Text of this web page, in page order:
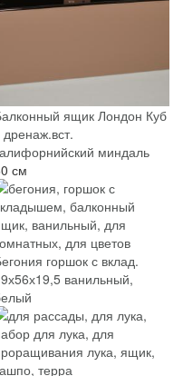
ящик Лондон Куб
дренаж.вст.
миндаль
см
горшок с вклад.
ванильный,